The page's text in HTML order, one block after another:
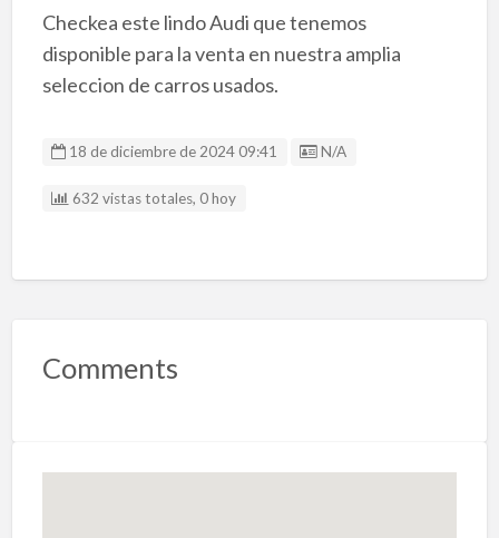
Checkea este lindo Audi que tenemos
disponible para la venta en nuestra amplia
seleccion de carros usados.
18 de diciembre de 2024 09:41 Listing ID
N/A
632 vistas totales, 0 hoy
Comments